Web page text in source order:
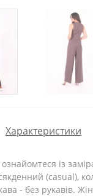
Характеристики
із
(casual),
- без рукавів.